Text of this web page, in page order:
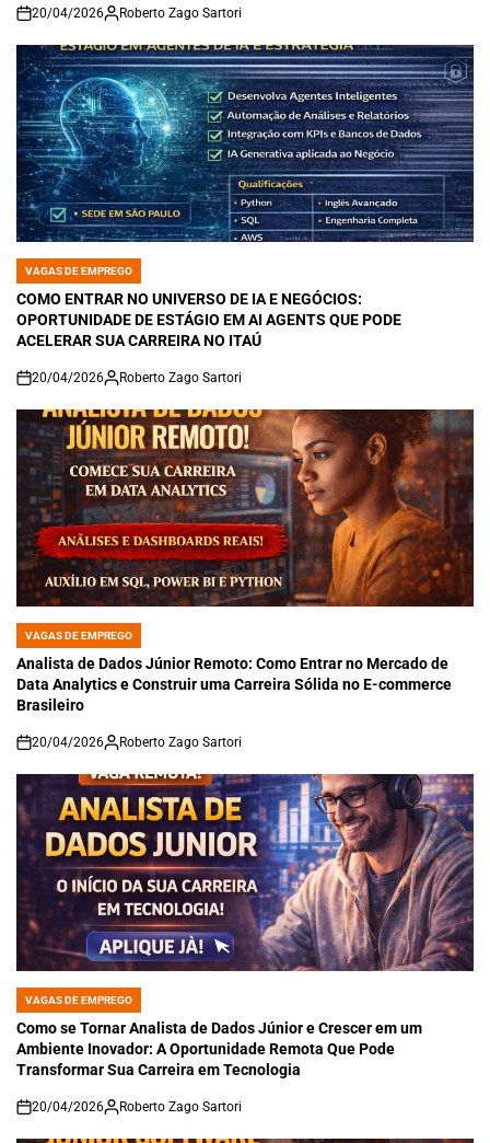
on
20/04/2026 Roberto Zago Sartori
POSTED
IN
VAGAS DE EMPREGO
COMO ENTRAR NO UNIVERSO DE IA E NEGÓCIOS:
OPORTUNIDADE DE ESTÁGIO EM AI AGENTS QUE PODE
ACELERAR SUA CARREIRA NO ITAÚ
on
20/04/2026 Roberto Zago Sartori
POSTED
IN
VAGAS DE EMPREGO
Analista de Dados Júnior Remoto: Como Entrar no Mercado de
Data Analytics e Construir uma Carreira Sólida no E-commerce
Brasileiro
on
20/04/2026 Roberto Zago Sartori
POSTED
IN
VAGAS DE EMPREGO
Como se Tornar Analista de Dados Júnior e Crescer em um
Ambiente Inovador: A Oportunidade Remota Que Pode
Transformar Sua Carreira em Tecnologia
on
20/04/2026 Roberto Zago Sartori